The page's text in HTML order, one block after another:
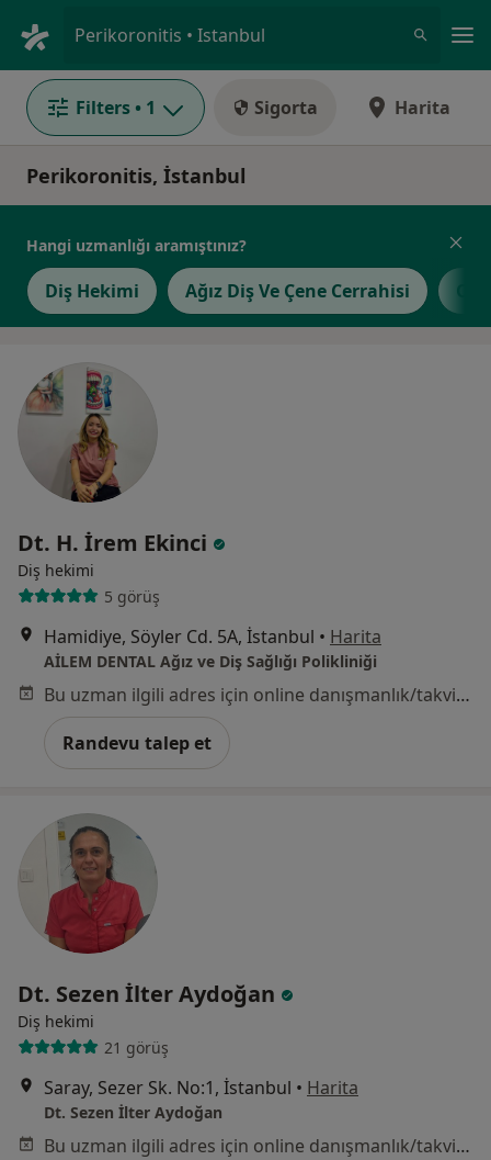
Perikoronitis • Istanbul
Filters • 1 Sigorta Harita
Perikoronitis, İstanbul
Hangi uzmanlığı aramıştınız?
Diş Hekimi Ağız Diş Ve Çene Cerrahisi
Dt. H. İrem Ekinci
Diş hekimi
5 görüş
Hamidiye, Söyler Cd. 5A, İstanbul • Harita
AİLEM DENTAL Ağız ve Diş Sağlığı Polikliniği
Bu uzman ilgili adres için online danışmanlık/takvim sunmuyor.
Randevu talep et
Dt. Sezen İlter Aydoğan
Diş hekimi
21 görüş
Saray, Sezer Sk. No:1, İstanbul • Harita
Dt. Sezen İlter Aydoğan
Bu uzman ilgili adres için online danışmanlık/takvim sunmuyor.